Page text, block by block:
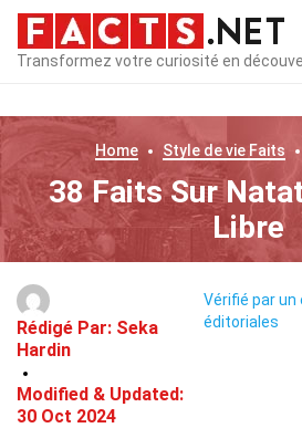
Transformez votre curiosité en
Home Style de vie Faits
38 Faits Sur
Libre
Rédigé Par: Seka
Hardin
Modified & Updated:
30 Oct 2024
Vérifié par un
éditoriales